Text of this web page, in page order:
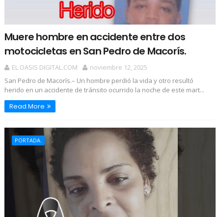
Muere hombre en accidente entre dos
motocicletas en San Pedro de Macorís.
EL OASIS DIGITAL.COM
noviembre 12, 2025
San Pedro de Macorís.– Un hombre perdió la vida y otro resultó
herido en un accidente de tránsito ocurrido la noche de este mart...
Read More
PORTADA.